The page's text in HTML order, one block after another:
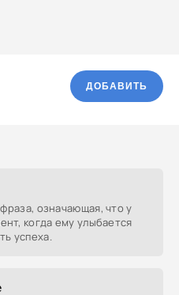
ДОБАВИТЬ
означающая, что у
когда ему улыбается
успеха.